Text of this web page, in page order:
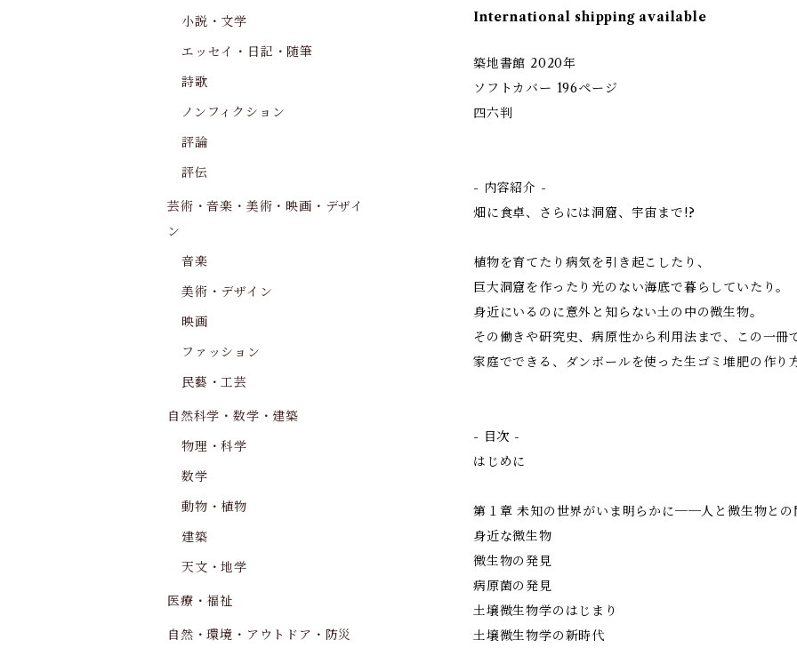
International shipping available
築地書館 2020年
ソフトカバー 196ページ
四六判
- 内容紹介 -
畑に食卓、さらには洞窟、宇宙まで!?
植物を育てたり病気を引き起こしたり、
巨大洞窟を作ったり光のない海底で暮らしていたり。
身近にいるのに意外と知らない土の中の微生物。
その働きや研究史、病原性から利用法まで、この一冊
家庭でできる、ダンボールを使った生ゴミ堆肥の作り
- 目次 -
はじめに
第１章 未知の世界がいま明らかに──人と微生物との
身近な微生物
微生物の発見
病原菌の発見
土壌微生物学のはじまり
土壌微生物学の新時代
小説・文学
エッセイ・日記・随筆
詩歌
ノンフィクション
評論
評伝
芸術・音楽・美術・映画・デザイ
ン
音楽
美術・デザイン
映画
ファッション
民藝・工芸
自然科学・数学・建築
物理・科学
数学
動物・植物
建築
天文・地学
医療・福祉
自然・環境・アウトドア・防災